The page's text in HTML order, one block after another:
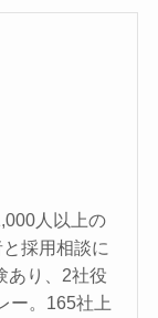
人以上の
採用相談に
あり、2社役
ー。165社上